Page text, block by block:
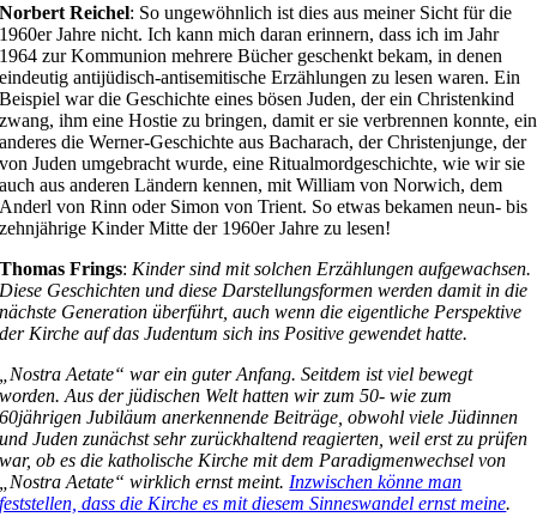
Norbert Reichel: So ungewöhnlich ist dies aus meiner Sicht für die
1960er Jahre nicht. Ich kann mich daran erinnern, dass ich im Jahr
1964 zur Kommunion mehrere Bücher geschenkt bekam, in denen
eindeutig antijüdisch-antisemitische Erzählungen zu lesen waren. Ein
Beispiel war die Geschichte eines bösen Juden, der ein Christenkind
zwang, ihm eine Hostie zu bringen, damit er sie verbrennen konnte, ein
anderes die Werner-Geschichte aus Bacharach, der Christenjunge, der
von Juden umgebracht wurde, eine Ritualmordgeschichte, wie wir sie
auch aus anderen Ländern kennen, mit William von Norwich, dem
Anderl von Rinn oder Simon von Trient. So etwas bekamen neun- bis
zehnjährige Kinder Mitte der 1960er Jahre zu lesen!
Thomas Frings: Kinder sind mit solchen Erzählungen aufgewachsen.
Diese Geschichten und diese Darstellungsformen werden damit in die
nächste Generation überführt, auch wenn die eigentliche Perspektive
der Kirche auf das Judentum sich ins Positive gewendet hatte.
„Nostra Aetate“ war ein guter Anfang. Seitdem ist viel bewegt
worden. Aus der jüdischen Welt hatten wir zum 50- wie zum
60jährigen Jubiläum anerkennende Beiträge, obwohl viele Jüdinnen
und Juden zunächst sehr zurückhaltend reagierten, weil erst zu prüfen
war, ob es die katholische Kirche mit dem Paradigmenwechsel von
„Nostra Aetate“ wirklich ernst meint. Inzwischen könne man
feststellen, dass die Kirche es mit diesem Sinneswandel ernst meine.